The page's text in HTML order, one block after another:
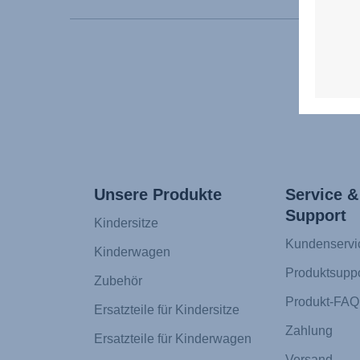
Unsere Produkte
Kindersitze
Kinderwagen
Zubehör
Ersatzteile für Kindersitze
Ersatzteile für Kinderwagen
Service &
Support
Produkt-FAQ
Zahlung